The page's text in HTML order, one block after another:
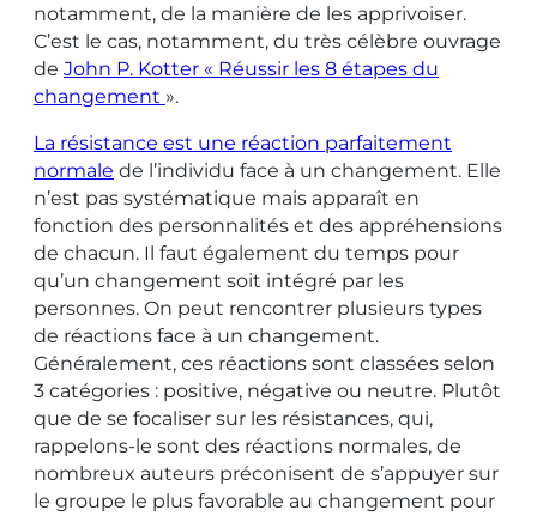
notamment, de la manière de les apprivoiser.
C’est le cas, notamment, du très célèbre ouvrage
de John P. Kotter « Réussir les 8 étapes du
changement ».
La résistance est une réaction parfaitement
normale de l’individu face à un changement. Elle
n’est pas systématique mais apparaît en
fonction des personnalités et des appréhensions
de chacun. Il faut également du temps pour
qu’un changement soit intégré par les
personnes. On peut rencontrer plusieurs types
de réactions face à un changement.
Généralement, ces réactions sont classées selon
3 catégories : positive, négative ou neutre. Plutôt
que de se focaliser sur les résistances, qui,
rappelons-le sont des réactions normales, de
nombreux auteurs préconisent de s’appuyer sur
le groupe le plus favorable au changement pour